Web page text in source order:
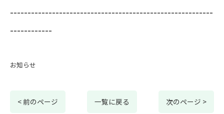
----------------------------------------------------------
------------
お知らせ
< 前のページ 一覧に戻る 次のページ >